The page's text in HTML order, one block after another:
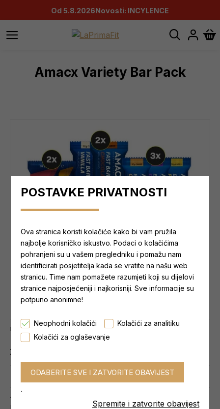
Od 5.8.2026Novosti: INCYLENCE
Amacx Variety Bar Pack
Najniža cijena zadnjih 30 dana: 40,20 €
Zaliha:
0 reviews. -
Write a review
40,20 €
POSTAVKE PRIVATNOSTI
Ova stranica koristi kolačiće kako bi vam pružila
najbolje korisničko iskustvo. Podaci o kolačićima
pohranjeni su u vašem pregledniku i pomažu nam
identificirati posjetitelja kada se vratite na našu web
stranicu. Time nam pomažete razumjeti koji su dijelovi
stranice najposjećeniji i najkorisniji. Sve informacije su
potpuno anonimne!
Neophodni kolačići
Kolačići za analitiku
Kolačići za oglaševanje
Spremite i zatvorite obavijest
.